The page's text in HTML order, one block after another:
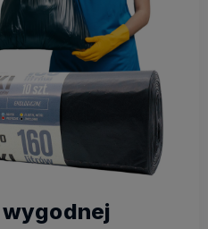
wygodnej